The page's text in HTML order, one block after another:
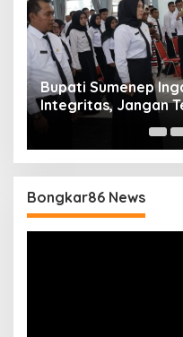
Bupati Sumenep
Integritas, Jangan
dan Judi Online
Bongkar86 News